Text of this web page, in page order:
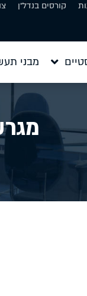
קורסים בנדל״ן
מבני
מגרש 3 דונם